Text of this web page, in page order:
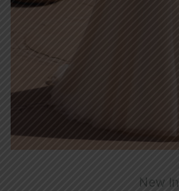
New In